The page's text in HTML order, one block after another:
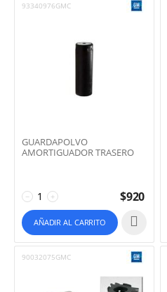
93340976GMC
GUARDAPOLVO
AMORTIGUADOR TRASERO
+
− $920
AÑADIR AL CARRITO
90032075GMC